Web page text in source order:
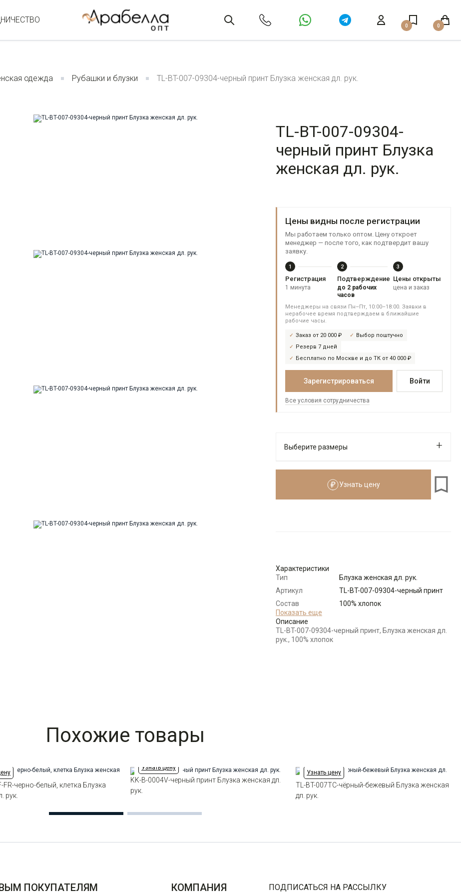
0 0
одежда Рубашки и блузки TL-BT-007-09304-черный принт Блузка женская дл. рук.
TL-BT-007-09304-
черный принт Блузка
женская дл. рук.
Цены видны после регистрации
Мы работаем только оптом. Цену откроет
менеджер — после того, как подтвердит вашу
заявку.
1
Регистрация
1 минута
2
Подтверждение
до 2 рабочих
часов
3
Цены открыты
цена и заказ
Менеджеры на связи Пн–Пт, 10:00–18:00. Заявки в
нерабочее время подтверждаем в ближайшие
рабочие часы.
Заказ от 20 000 ₽
Выбор поштучно
Резерв 7 дней
Бесплатно по Москве и до ТК от 40 000 ₽
Зарегистрироваться Войти
Все условия сотрудничества
Выберите размеры
Размеры для ростасм
48-50
52-54 -
56-58 - + 8
Узнать цену
Характеристики
Тип
Блузка женская дл. рук.
Артикул
TL-BT-007-09304-черный принт
Состав
сырья
100% хлопок
Бренд
Модель
Показать еще
Описание
TL-BT-007-09304-черный принт, Блузка женская дл.
рук., 100% хлопок
Похожие товары
FR-черно-белый, клетка Блузка
рук.
Узнать цену
KK-B-0004V-черный принт Блузка женская дл.
рук.
Узнать цену
TL-BT-007TC-чёрный-бежевый Блузка женская
дл. рук.
ПОКУПАТЕЛЯМ КОМПАНИЯ ПОДПИСАТЬСЯ НА РАССЫЛКУ